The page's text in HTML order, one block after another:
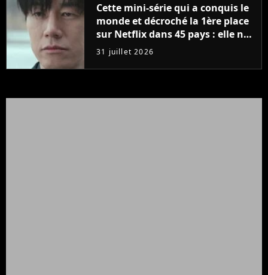
Cette mini-série qui a conquis le
monde et décroché la 1ère place
sur Netflix dans 45 pays : elle ne
compte que 10 épisodes et c'est
un phénomène mondial
31 juillet 2026